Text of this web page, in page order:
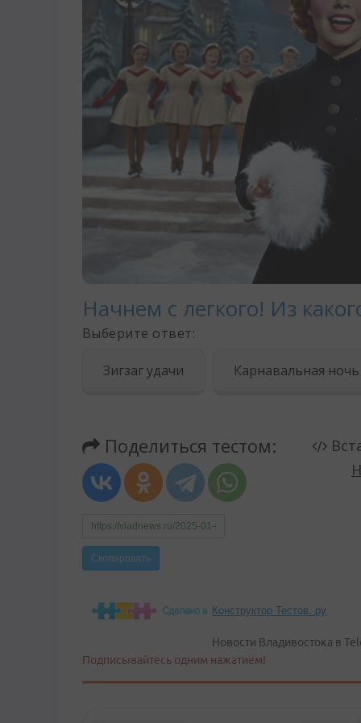
Конструктор Тестов. ру
Новости Владивостока в
Подписывайтесь одним нажатием!